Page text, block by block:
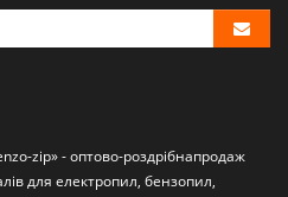
zip» - оптово-роздрібнапродаж
для електропил, бензопил,